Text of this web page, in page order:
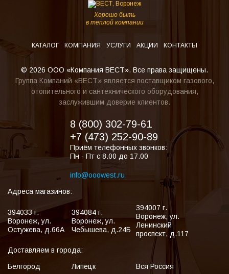
Хорошо быть
в теплой компании
КАТАЛОГ КОМПАНИЯ УСЛУГИ АКЦИИ КОНТАКТЫ
© 2026 ООО «Компания ВЕСТ». Все права защищены.
Группа Компаний «ВЕСТ» является поставщиком газового,
отопительного и сантехнического оборудования,
заслужившим доверие клиентов.
8 (800) 302-79-61
+7 (473) 252-90-89
Приём телефонных звонков:
Пн - Пт с 8.00 до 17.00
info@ooowest.ru
Адреса магазинов:
394033 г.
Воронеж,ул.
Остужева, д.66А
394084 г.
Воронеж,ул.
Чебышева, д.24Б
394007 г.
Воронеж,ул.
Ленинский
проспект, д.117
Доставляем в города:
Белгород
Липецк Вся Россия